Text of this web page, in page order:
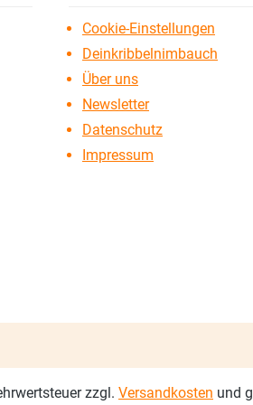
Cookie-Einstellungen
Deinkribbelnimbauch
Über uns
Newsletter
Datenschutz
Impressum
zzgl. Versandkosten und